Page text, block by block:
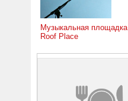
Музыкальная площадка
Roof Place